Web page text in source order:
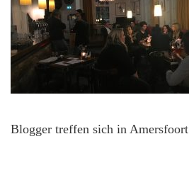
Blogger treffen sich in Amersfoort